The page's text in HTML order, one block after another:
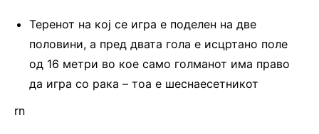
Теренот на кој се игра е поделен на две
половини, а пред двата гола е исцртано поле
од 16 метри во кое само голманот има право
да игра со рака – тоа е шеснаесетникот
rn